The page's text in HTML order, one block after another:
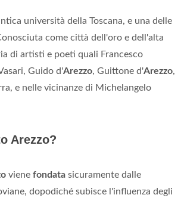
università della Toscana, e una delle
come città dell'oro e dell'alta
di artisti e poeti quali Francesco
Guido d'Arezzo, Guittone d'Arezzo,
e nelle vicinanze di Michelangelo
Arezzo?
viene fondata sicuramente dalle
dopodiché subisce l'influenza degli